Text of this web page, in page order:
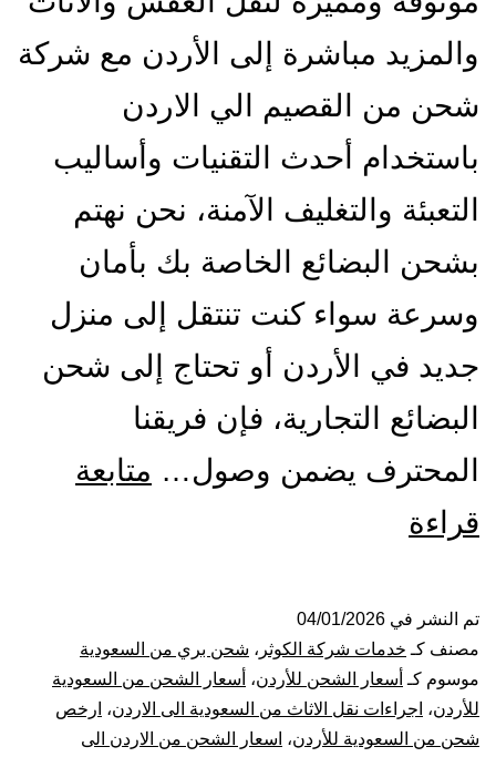
والمزيد مباشرة إلى الأردن مع شركة
شحن من القصيم الي الاردن
باستخدام أحدث التقنيات وأساليب
التعبئة والتغليف الآمنة، نحن نهتم
بشحن البضائع الخاصة بك بأمان
وسرعة سواء كنت تنتقل إلى منزل
جديد في الأردن أو تحتاج إلى شحن
البضائع التجارية، فإن فريقنا
المحترف يضمن وصول… متابعة
قراءة
من
القصيم
الي
تم النشر في 04/01/2026
مصنف كـ خدمات شركة الكوثر ، شحن بري من السعودية
موسوم كـ أسعار الشحن للأردن، أسعار الشحن من السعودية
للأردن، اجراءات نقل الاثاث من السعودية الى الاردن، ارخص
شحن من السعودية للأردن، اسعار الشحن من الاردن الى